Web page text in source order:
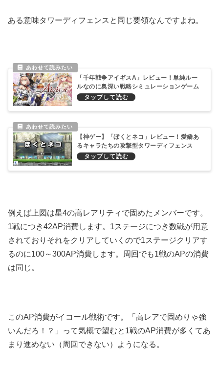
ある意味タワーディフェンスと同じ要領なんですよね。
「千年戦争アイギスA」レビュー！単純ルー
ルなのに奥深い戦略シミュレーションゲーム
【神ゲー】「ぼくとネコ」レビュー！愛嬌あ
るキャラたちの攻撃型タワーディフェンス
RPG
例えば上図は星4の高レアリティで固めたメンバーです。
1戦につき42AP消費します。1ステージにつき数戦が用意
されておりそれをクリアしていくので1ステージクリアす
るのに100～300AP消費します。周回でも1戦のAPの消費
は同じ。
このAP消費がイコール戦術です。「高レアで固めりゃ強
いんだろ！？」って気概で望むと1戦のAP消費が多くてあ
まり進めない（周回できない）ようになる。